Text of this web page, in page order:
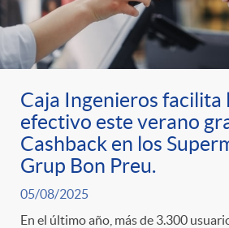
Caja Ingenieros facilita
efectivo este verano
Cashback en los
Grup Bon Preu.
05/08/2025
En el último año, más de 3.300